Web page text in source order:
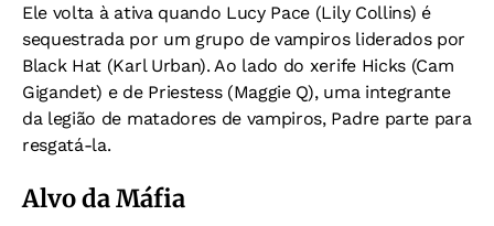
Ele volta à ativa quando Lucy Pace (Lily Collins) é
sequestrada por um grupo de vampiros liderados por
Black Hat (Karl Urban). Ao lado do xerife Hicks (Cam
Gigandet) e de Priestess (Maggie Q), uma integrante
da legião de matadores de vampiros, Padre parte para
resgatá-la.
Alvo da Máfia